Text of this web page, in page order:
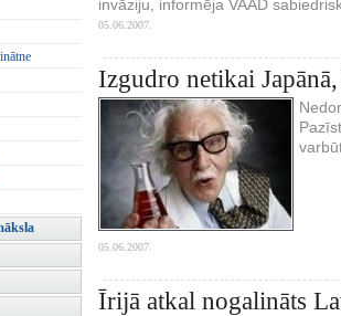
invāziju, informēja VAAD
05.06.2007.
Izgudro netikai
05.06.2007.
Īrijā atkal nogalināts